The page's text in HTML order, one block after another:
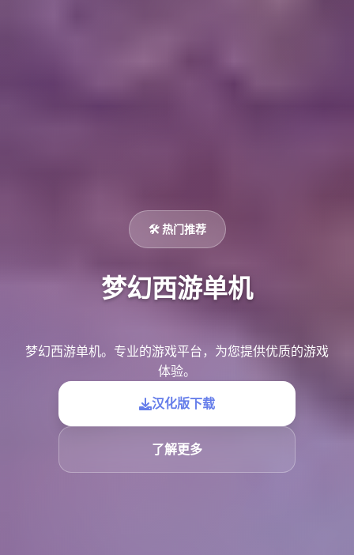
🛠️ 热门推荐
梦幻西游单机
梦幻西游单机。专业的游戏平台，为您提供优质的游戏
体验。
汉化版下载
了解更多